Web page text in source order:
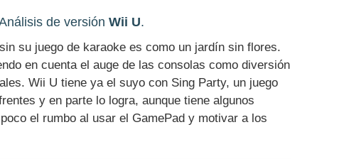
de versión Wii U.
su juego de karaoke es como un jardín sin flores.
en cuenta el auge de las consolas como diversión
Wii U tiene ya el suyo con Sing Party, un juego
y en parte lo logra, aunque tiene algunos
el rumbo al usar el GamePad y motivar a los